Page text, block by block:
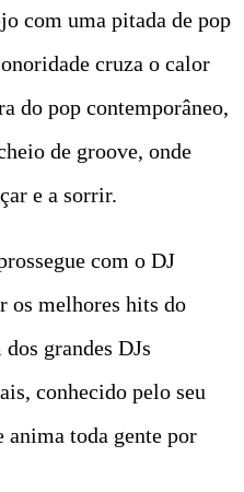
com uma pitada de pop
cruza o calor
do pop contemporâneo,
de groove, onde
e a sorrir.
com o DJ
os melhores hits do
grandes DJs
conhecido pelo seu
anima toda gente por